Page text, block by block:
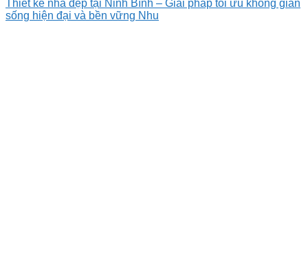
Thiết kế nhà đẹp tại Ninh Bình – Giải pháp tối ưu không gian
sống hiện đại và bền vững Nhu